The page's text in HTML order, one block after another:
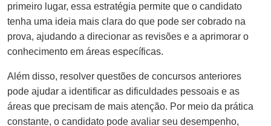
primeiro lugar, essa estratégia permite que o candidato
tenha uma ideia mais clara do que pode ser cobrado na
prova, ajudando a direcionar as revisões e a aprimorar o
conhecimento em áreas específicas.
Além disso, resolver questões de concursos anteriores
pode ajudar a identificar as dificuldades pessoais e as
áreas que precisam de mais atenção. Por meio da prática
constante, o candidato pode avaliar seu desempenho,